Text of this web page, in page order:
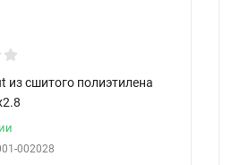
из сшитого полиэтилена
002028